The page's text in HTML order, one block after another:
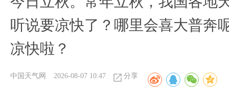
听说要凉快了？哪里会喜大普奔
凉快啦？
中国天气网 2026-08-07 10:47 分享